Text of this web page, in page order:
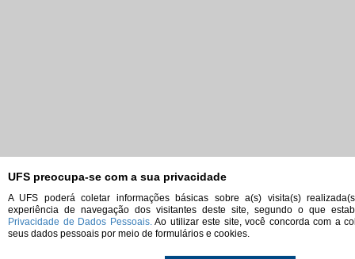
UFS preocupa-se com a sua privacidade
A UFS poderá coletar informações básicas sobre a(s) visita(s)
experiência de navegação dos visitantes deste site, segundo o que
Privacidade de Dados Pessoais.Ao utilizar este site, você concorda com a
seus dados pessoais por meio de formulários e cookies.